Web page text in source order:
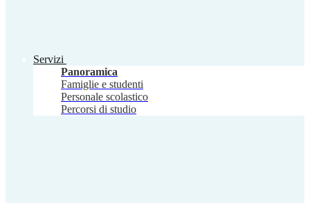
Servizi
Panoramica
Famiglie e studenti
Personale scolastico
Percorsi di studio